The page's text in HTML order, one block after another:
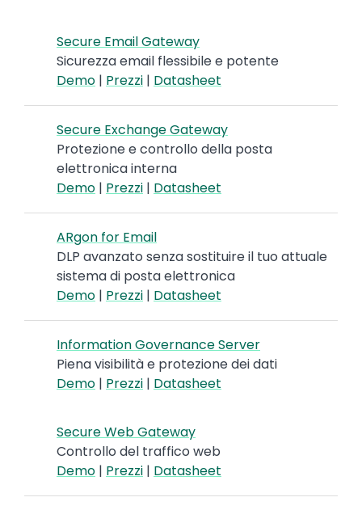
Secure Email Gateway
Sicurezza email flessibile e potente
Demo | Prezzi | Datasheet
Secure Exchange Gateway
Protezione e controllo della posta
elettronica interna
Demo | Prezzi | Datasheet
ARgon for Email
DLP avanzato senza sostituire il tuo attuale
sistema di posta elettronica
Demo | Prezzi | Datasheet
Information Governance Server
Piena visibilità e protezione dei dati
Demo | Prezzi | Datasheet
Secure Web Gateway
Controllo del traffico web
Demo | Prezzi | Datasheet